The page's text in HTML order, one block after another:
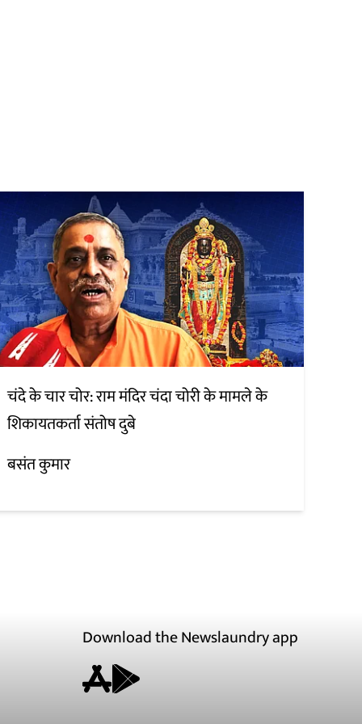
चंदे के चार चोर: राम मंदिर चंदा चोरी के मामले के
शिकायतकर्ता संतोष दुबे
बसंत कुमार
Download the Newslaundry app